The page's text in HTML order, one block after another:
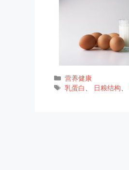
分
类
营养健康
标
乳蛋白 日粮结构